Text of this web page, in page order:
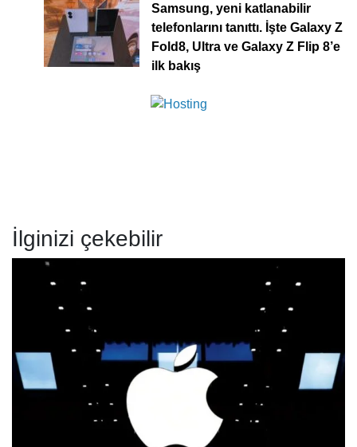
Samsung, yeni katlanabilir
telefonlarını tanıttı. İşte Galaxy Z
Fold8, Ultra ve Galaxy Z Flip 8’e
ilk bakış
İlginizi çekebilir